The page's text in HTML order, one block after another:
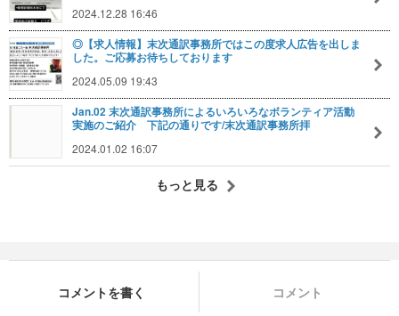
2024.12.28 16:46
◎【求人情報】末次通訳事務所ではこの度求人広告を出しま
した。ご応募お待ちしております
2024.05.09 19:43
Jan.02 末次通訳事務所によるいろいろなボランティア活動
実施のご紹介 下記の通りです/末次通訳事務所拝
2024.01.02 16:07
もっと見る
コメントを書く コメント